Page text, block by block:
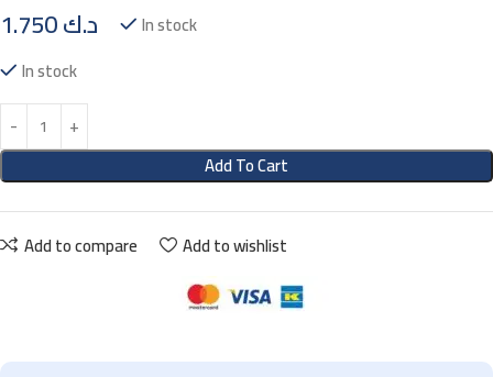
د.ك
In stock
In stock
Add To Cart
Add to compare Add to wishlist